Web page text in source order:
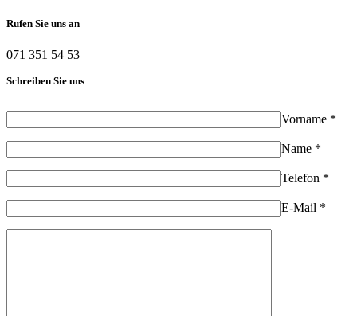
Rufen Sie uns an
071 351 54 53
Schreiben Sie uns
Vorname *
Name *
Telefon *
E-Mail *